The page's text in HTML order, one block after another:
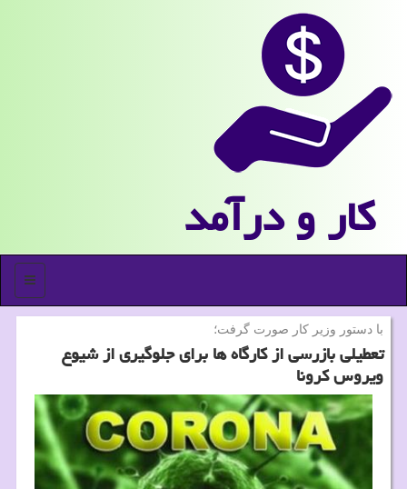
كار و درآمد
منو
با دستور وزیر كار صورت گرفت؛
تعطیلی بازرسی از كارگاه ها برای جلوگیری از شیوع
ویروس كرونا